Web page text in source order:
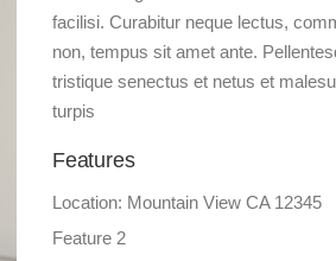
facilisi. Curabitur neque lectus,
non, tempus sit amet ante.
tristique senectus et netus et
turpis
Features
Location: Mountain View CA 12345
Feature 2